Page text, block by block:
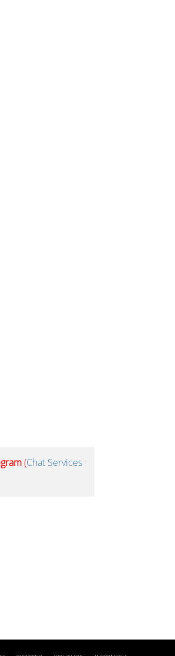
(Chat Services